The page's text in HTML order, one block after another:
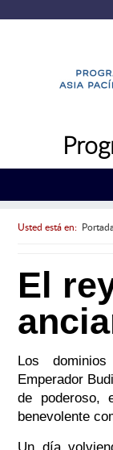
Usted está en:
El
Los
Emperador
de poderoso,
benevolente